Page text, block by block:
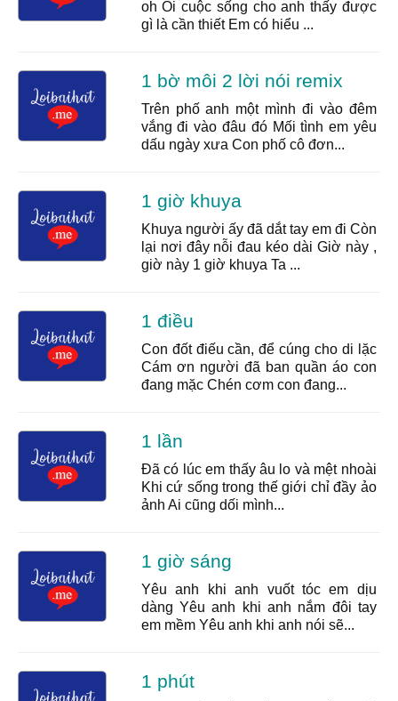
oh Ôi cuộc sống cho anh thấy được
gì là cần thiết Em có hiểu ...
1 bờ môi 2 lời nói remix
Trên phố anh một mình đi vào đêm
vắng đi vào đâu đó Mối tình em yêu
dấu ngày xưa Con phố cô đơn...
1 giờ khuya
Khuya người ấy đã dắt tay em đi Còn
lại nơi đây nỗi đau kéo dài Giờ này ,
giờ này 1 giờ khuya Ta ...
1 điều
Con đốt điếu cần, để cúng cho di lặc
Cám ơn người đã ban quần áo con
đang mặc Chén cơm con đang...
1 lần
Đã có lúc em thấy âu lo và mệt nhoài
Khi cứ sống trong thế giới chỉ đầy ảo
ảnh Ai cũng dối mình...
1 giờ sáng
Yêu anh khi anh vuốt tóc em dịu
dàng Yêu anh khi anh nắm đôi tay
em mềm Yêu anh khi anh nói sẽ...
1 phút